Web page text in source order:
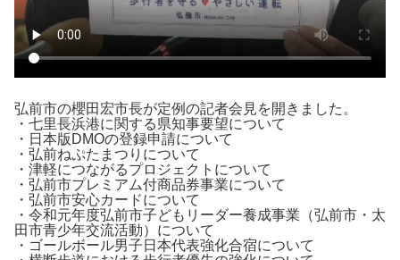
弘前市の櫻田宏市長が定例の記者会見を開きました。
・七里長浜港に関する県知事要望について
・日本版DMOの登録申請について
・弘前ねぷたまつりについて
・津軽につながるプロジェクトについて
・弘前市プレミアム付商品券事業について
・弘前市安心カードについて
・令和元年度弘前市子どもリーダー養成事業（弘前市・太
田市青少年交流活動）について
・ゴールボール男子日本代表強化合宿について